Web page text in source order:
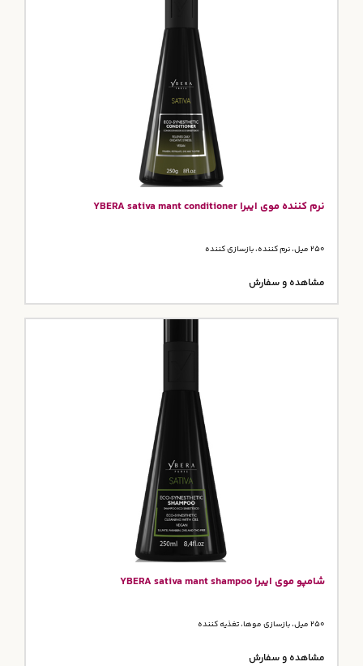
نرم کننده موی ایبرا YBERA sativa mant conditioner
250 میل، نرم کننده، بازسازی کننده
مشاهده و سفارش
شامپو موی ایبرا YBERA sativa mant shampoo
250 میل، بازسازی موها، تغذیه کننده
مشاهده و سفارش